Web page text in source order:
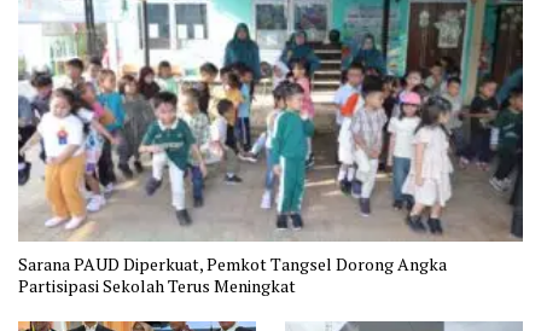
Sarana PAUD Diperkuat, Pemkot Tangsel Dorong Angka
Partisipasi Sekolah Terus Meningkat